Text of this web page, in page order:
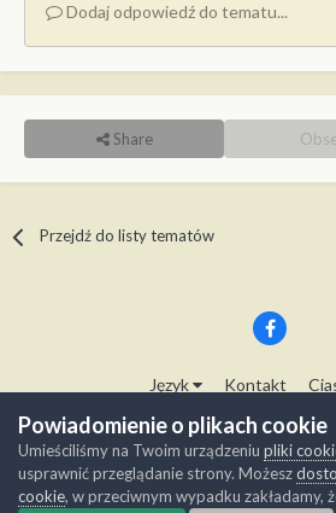
Dodaj odpowiedź do tematu...
Share
Przejdź do listy tematów
Język Kontakt
Copyright ©
Powered by Invision
Powiadomienie o plikach cookie
Umieściliśmy na Twoim urządzeniu pliki
usprawnić przeglądanie strony. Możesz
cookie, w przeciwnym wypadku zakładamy,